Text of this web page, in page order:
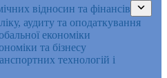
відносин та фінансів
аудиту та оподаткування
економіки
та бізнесу
технологій і